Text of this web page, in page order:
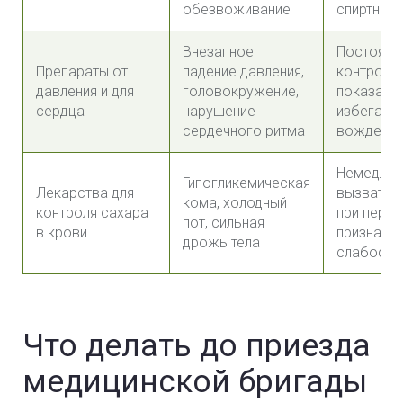
обезвоживание
спиртного
Препараты от
давления и для
сердца
Внезапное
падение давления,
головокружение,
нарушение
сердечного ритма
избегать
Лекарства для
контроля сахара
в крови
Гипогликемическая
кома, холодный
пот, сильная
дрожь тела
вызвать
при
признаках
слабости
Что делать до приезда
медицинской бригады